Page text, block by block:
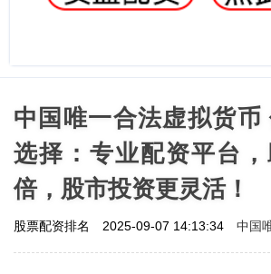
中国唯一合法虚拟货币
选择：专业配资平台
倍，股市投资更灵活！
股票配资排名 2025-09-07 14:13:34 中国